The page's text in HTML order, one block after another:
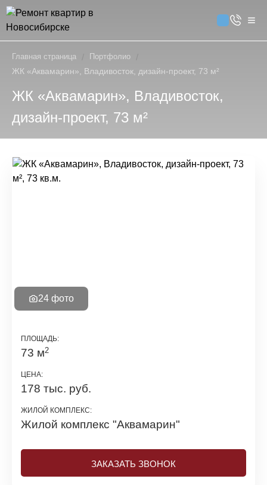
Главная страница Портфолио
ЖК «Аквамарин», Владивосток, дизайн-проект, 73 м²
ЖК «Аквамарин», Владивосток,
дизайн-проект, 73 м²
24 фото
ПЛОЩАДЬ:
73 м2
ЦЕНА:
178 тыс. руб.
ЖИЛОЙ КОМПЛЕКС:
Жилой комплекс "Аквамарин"
ЗАКАЗАТЬ ЗВОНОК